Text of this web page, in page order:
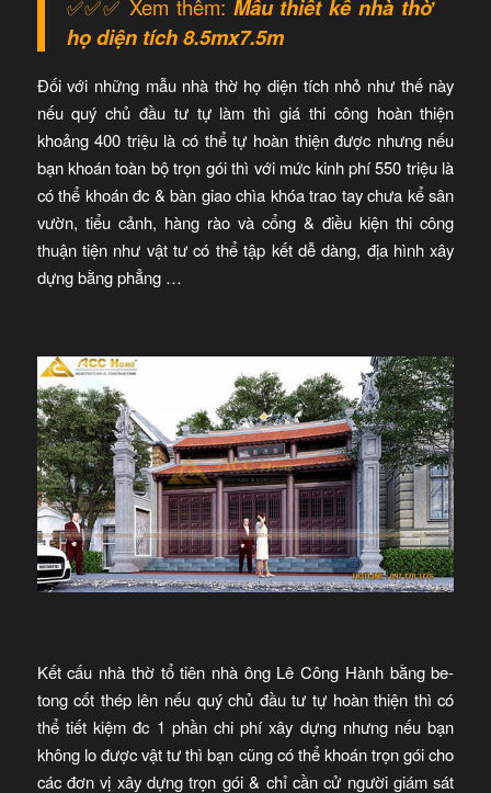
✅✅✅ Xem thêm: Mẫu thiết kế nhà thờ
họ diện tích 8.5mx7.5m
Đối với những mẫu nhà thờ họ diện tích nhỏ như thế này
nếu quý chủ đầu tư tự làm thì giá thi công hoàn thiện
khoảng 400 triệu là có thể tự hoàn thiện được nhưng nếu
bạn khoán toàn bộ trọn gói thì với mức kinh phí 550 triệu là
có thể khoán đc & bàn giao chìa khóa trao tay chưa kể sân
vườn, tiểu cảnh, hàng rào và cổng & điều kiện thi công
thuận tiện như vật tư có thể tập kết dễ dàng, địa hình xây
dựng bằng phẳng …
Kết cấu nhà thờ tổ tiên nhà ông Lê Công Hành bằng be-
tong cốt thép lên nếu quý chủ đầu tư tự hoàn thiện thì có
thể tiết kiệm đc 1 phần chi phí xây dựng nhưng nếu bạn
không lo được vật tư thì bạn cũng có thể khoán trọn gói cho
các đơn vị xây dựng trọn gói & chỉ cần cử người giám sát